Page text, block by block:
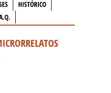
HISTÓRICO